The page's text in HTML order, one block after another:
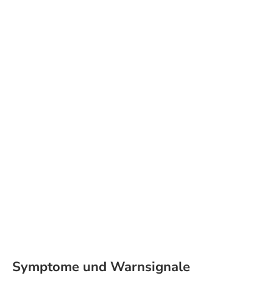
Symptome und Warnsignale